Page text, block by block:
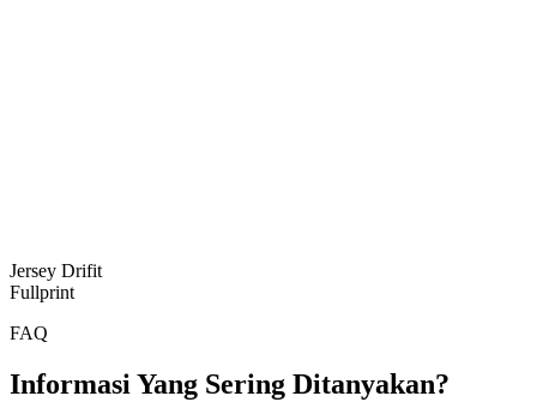
Jersey Drifit
Fullprint
FAQ
Informasi Yang Sering Ditanyakan?